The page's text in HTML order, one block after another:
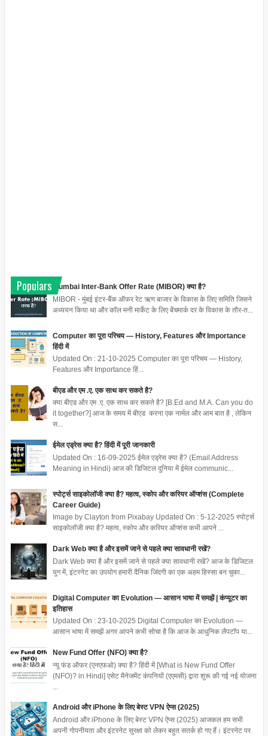
Populars
Mumbai Inter-Bank Offer Rate (MIBOR) क्या है?
MIBOR - मुंबई इंटर-बैंक ऑफर रेट ऋण बाजार के विकास के लिए समिति जिसने
अध्ययन किया था और कॉल मनी मार्केट के लिए बेंचमार्क दर के विकास के तौर-त...
Computer का पूरा परिचय — History, Features और Importance
हिंदी में
Updated On : 21-10-2025 Computer का पूरा परिचय — History,
Features और Importance हिं...
बीएड और एम .ए. एक साथ कर सकते है?
क्या बीएड और एम .ए. एक साथ कर सकते है? [B.Ed and M.A. Can you do
it together?] आज के समय में बीएड करना एक नार्मल और आम बात है , लेकिन
स...
ईमेल एड्रेस क्या है? हिंदी में पूरी जानकारी
Updated On : 16-09-2025 ईमेल एड्रेस क्या है? (Email Address
Meaning in Hindi) आज की डिजिटल दुनिया में ईमेल communic...
स्पोर्ट्स साइकोलॉजी क्या है? महत्व, स्कोप और करियर ऑप्शंस (Complete
Career Guide)
Image by Clayton from Pixabay Updated On : 5-12-2025 स्पोर्ट्स
साइकोलॉजी क्या है? महत्व, स्कोप और करियर ऑप्शंस कभी आपने ...
Dark Web क्या है और इसमें जाने से पहले क्या सावधानी रखें?
Dark Web क्या है और इसमें जाने से पहले क्या सावधानी रखें? आज के डिजिटल
युग में, इंटरनेट का उपयोग हमारी दैनिक जिंदगी का एक अहम हिस्सा बन चुका...
Digital Computer का Evolution — आसान भाषा में समझें | कंप्यूटर का
इतिहास
Updated On : 23-10-2025 Digital Computer का Evolution —
आसान भाषा में समझें अगर आपने कभी सोचा है कि आज के आधुनिक लैपटॉप या...
New Fund Offer (NFO) क्या है?
न्यू फंड ऑफर (एनएफओ) क्या है? हिंदी में [What is New Fund Offer
(NFO)? in Hindi] एसेट मैनेजमेंट कंपनियों (एएमसी) द्वारा शुरू की गई नई योजना
Android और iPhone के लिए बेस्ट VPN ऐप्स (2025)
Android और iPhone के लिए बेस्ट VPN ऐप्स (2025) आजकल हम सभी
अपनी गोपनीयता और इंटरनेट सुरक्षा को लेकर बहुत सतर्क हो गए हैं। इंटरनेट पर